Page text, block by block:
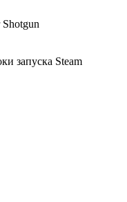
запуска Steam